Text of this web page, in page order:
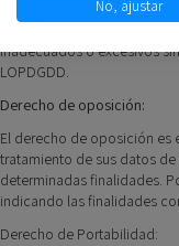
inadecuados o excesivos
LOPDGDD.
Derecho de oposición:
El derecho de oposición es
tratamiento de sus datos
determinadas finalidades.
indicando las finalidades
Derecho de Portabilidad:
No, ajustar